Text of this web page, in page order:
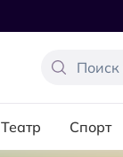
Театр Спорт